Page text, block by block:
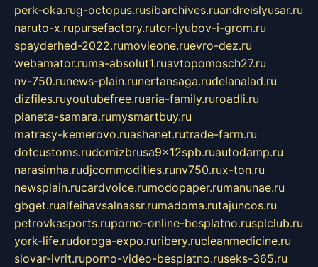
perk-oka.rug-octopus.rusibarchives.ruandreislyusar.ru
naruto-x.rupursefactory.rutor-lyubov-i-grom.ru
spayderhed-2022.rumovieone.ruevro-dez.ru
webamator.ruma-absolut1.ruavtopomosch27.ru
nv-750.runews-plain.runertansaga.rudelanalad.ru
dizfiles.ruyoutubefree.ruaria-family.ruroadli.ru
planeta-samara.rumysmartbuy.ru
matrasy-kemerovo.ruashanet.rutrade-farm.ru
dotcustoms.rudomizbrusa9x12spb.ruautodamp.ru
narasimha.rudjcommodities.runv750.rux-ton.ru
newsplain.rucardvoice.rumodopaper.rumanunae.ru
gbget.rualfeihavsalnassr.rumadoma.rutajuncos.ru
petrovkasports.ruporno-online-besplatno.rusplclub.ru
york-life.rudoroga-expo.ruribery.rucleanmedicine.ru
slovar-ivrit.ruporno-video-besplatno.ruseks-365.ru